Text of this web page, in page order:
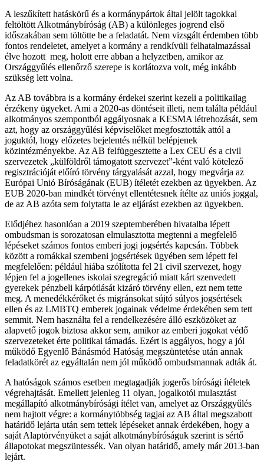
A leszűkített hatáskörű és a kormánypártok által jelölt tagokkal
feltöltött Alkotmánybíróság (AB) a különleges jogrend első
időszakában sem töltötte be a feladatát. Nem vizsgált érdemben több
fontos rendeletet, amelyet a kormány a rendkívüli felhatalmazással
élve hozott meg, holott erre abban a helyzetben, amikor az
Országgyűlés ellenőrző szerepe is korlátozva volt, még inkább
szükség lett volna.
Az AB továbbra is a kormány érdekei szerint kezeli a politikailag
érzékeny ügyeket. Ami a 2020-as döntéseit illeti, nem találta például
alkotmányos szempontból aggályosnak a KESMA létrehozását, sem
azt, hogy az országgyűlési képviselőket megfosztották attól a
joguktól, hogy előzetes bejelentés nélkül belépjenek
közintézményekbe. Az AB felfüggesztette a Lex CEU és a civil
szervezetek „külföldről támogatott szervezet”-ként való kötelező
regisztrációját előíró törvény tárgyalását azzal, hogy megvárja az
Európai Unió Bíróságának (EUB) ítéletét ezekben az ügyekben. Az
EUB 2020-ban mindkét törvényt ellentétesnek ítélte az uniós joggal,
de az AB azóta sem folytatta le az eljárást ezekben az ügyekben.
Elődjéhez hasonlóan a 2019 szeptemberében hivatalba lépett
ombudsman is sorozatosan elmulasztotta megtenni a megfelelő
lépéseket számos fontos emberi jogi jogsértés kapcsán. Többek
között a romákkal szembeni jogsértések ügyében sem lépett fel
megfelelően: például hiába szólította fel 21 civil szervezet, hogy
lépjen fel a jogellenes iskolai szegregáció miatt kárt szenvedett
gyerekek pénzbeli kárpótlását kizáró törvény ellen, ezt nem tette
meg. A menedékkérőket és migránsokat sújtó súlyos jogsértések
ellen és az LMBTQ emberek jogainak védelme érdekében sem tett
semmit. Nem használta fel a rendelkezésére álló eszközöket az
alapvető jogok biztosa akkor sem, amikor az emberi jogokat védő
szervezeteket érte politikai támadás. Ezért is aggályos, hogy a jól
működő Egyenlő Bánásmód Hatóság megszüntetése után annak
feladatkörét az egyáltalán nem jól működő ombudsmannak adták át.
A hatóságok számos esetben megtagadják jogerős bírósági ítéletek
végrehajtását. Emellett jelenleg 11 olyan, jogalkotói mulasztást
megállapító alkotmánybírósági ítélet van, amelyet az Országgyűlés
nem hajtott végre: a kormánytöbbség tagjai az AB által megszabott
határidő lejárta után sem tettek lépéseket annak érdekében, hogy a
saját Alaptörvényüket a saját alkotmánybíróságuk szerint is sértő
állapotokat megszüntessék. Van olyan határidő, amely már 2013-ban
lejárt.